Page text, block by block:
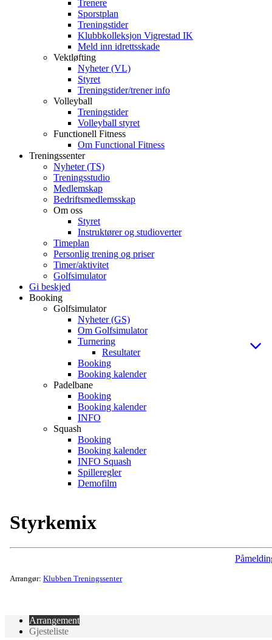
Trenere
Sporstplan
Treningstider
Klubbkolleksjon Vigrestad IK
Meld inn idrettsskade
Vektløfting
Nyheter (VL)
Styret
Treningstider/trener info
Volleyball
Treningstider
Volleyball styret
Functionell Fitness
Om Functional Fitness
Treningssenter
Nyheter (TS)
Treningsstudio
Medlemskap
Bedriftsmedlemsskap
Om oss
Styret
Instruktører og studioverter
Timeplan
Personlig trening og priser
Timer/aktivitet
Golfsimulator
Gi beskjed
Booking
Golfsimulator
Nyheter (GS)
Om Golfsimulator
Turnering
Resultater
Booking
Booking kalender
Padelbane
Booking
Booking kalender
INFO
Squash
Booking
Booking kalender
INFO Squash
Spilleregler
Demofilm
Styrkemix
Arrangør: Klubben Treningssenter
Arrangement
Gjesteliste